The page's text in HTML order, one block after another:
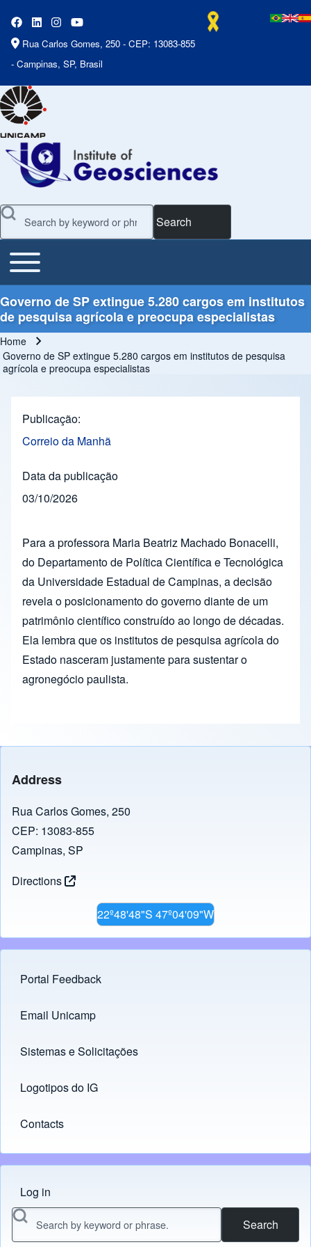
Rua Carlos Gomes, 250 - CEP: 13083-855
- Campinas, SP, Brasil
Search
Main Menu
Toggle main menu
Governo de SP extingue 5.280 cargos em institutos
de pesquisa agrícola e preocupa especialistas
Breadcrumb
Home
Governo de SP extingue 5.280 cargos em institutos de pesquisa
agrícola e preocupa especialistas
Publicação
Correio da Manhã
Data da publicação
03/10/2026
Para a professora Maria Beatriz Machado Bonacelli,
do Departamento de Política Científica e Tecnológica
da Universidade Estadual de Campinas, a decisão
revela o posicionamento do governo diante de um
patrimônio científico construído ao longo de décadas.
Ela lembra que os institutos de pesquisa agrícola do
Estado nasceram justamente para sustentar o
agronegócio paulista.
Address
Rua Carlos Gomes, 250
CEP: 13083-855
Campinas, SP
Directions
22º48'48"S 47º04'09"W
Footer menu
Portal Feedback
Links
Email Unicamp
(opens in new tab)
Sistemas e Solicitações
(opens in new tab)
Logotipos do IG
(opens in new tab)
Contacts
Menu do usuário
Log in
Search